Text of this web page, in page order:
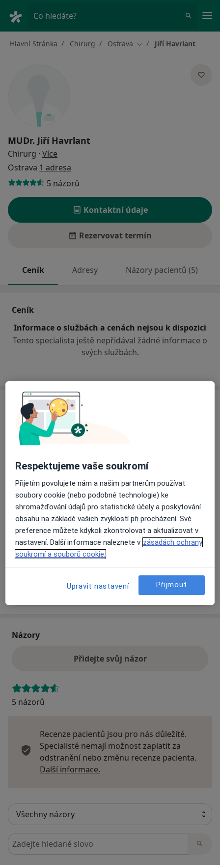
Co hledáte?
Hlavní Stránka Chirurg Ostrava Změna města
Jiří Havrlant
MUDr. Jiří Havrlant
Chirurg · Více
Ostrava 1 adresa
5 názorů
Kontaktní údaje
Rezervovat termín
Ceník Adresy Názory pacientů (5)
Ceník
Informace o službách a cenách nejsou k dispozici
Tento specialista ještě nepřidával žádné informace o
svých službách.
Adresa
Odborný lékař chirurgie
Poštovní 31, Ostrava
Přiblížit mapu
Dostupnost
Na této adrese online kalendář není aktivní
Co mám v takové situaci udělat?
Způsoby platby (soukromé návštěvy)
Na teto adrese lékař přijímá pacienty na pojišťovnu
Názory
Přidejte svůj názor
5 názorů
Recenze pacientů jsou pro nás důležité.
Specialisté nemají možnost zaplatit za
odstranění nebo změnu recenze pacienta.
Další informace.
Hledejte v názorech
Respektujeme vaše soukromí
Přijetím povolujete nám a našim partnerům používat
soubory cookie (nebo podobné technologie) ke
shromažďování údajů pro statistické účely a poskytování
obsahu na základě vašich zvyklostí při procházení. Své
preference můžete kdykoli zkontrolovat a aktualizovat v
nastavení. Další informace naleznete v zásadách ochrany
soukromí a souborů cookie.
Upravit nastavení Přijmout